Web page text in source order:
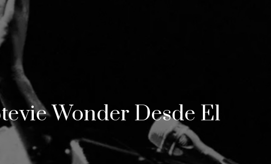
Wonder Desde El